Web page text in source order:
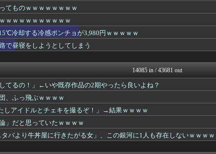
ムです。【蓮ノ空】
一層深刻化している件
ゲーム実況者速報＠YouT...
ル化される
常識的に考えた
でJクラブ最多に...
WorldFootball...
まとめたニュース
ｗｗｗｗｗｗｗｗｗｗｗｗ...
ラビット速報
ー動画公開！！
ヒーローNEWS
ている？投票結果がこちら...
ガラパゴスジャパン - 海...
ム取引額が353%急増」
るい家族が引越してきてから...
喪女リカ喪女ルカ┃鬼女・生...
、相談できるのはどこの誰...
がーるずレポート - ガー...
1試合で2本塁打… 今季...
チクした結果ｗｗｗｗ
気団まとめ-噫無情-｜嫁・...
www
キスログ
てものｗｗｗｗｗｗｗｗ
ｗｗｗｗｗｗｗｗｗｗ
冷却する冷感ポンチョが3,980円ｗｗｗｗｗ
で昼寝をしようとしてしまう
14085 in / 43681 out
てるの！」←いや既存作品の2期やったら良いよね？
、ふっ飛ぶｗｗｗｗ
しアイドルとチェキを撮るぞ！」→結果ｗｗｗｗ
」だと思っていたｗｗｗｗ
バより牛丼屋に行きたがる女」、この銀河に1人も存在しないｗｗｗｗ